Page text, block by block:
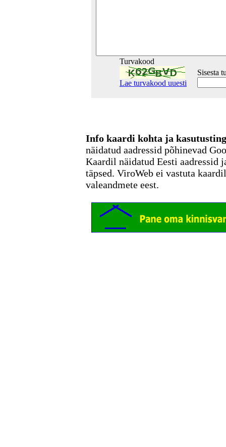
Turvakood
Lae turvakood uuesti
Sisesta
Info kaardi kohta ja
näidatud aadressid põhinevad
Kaardil näidatud Eesti aadressid
täpsed. ViroWeb ei vastuta
valeandmete eest.